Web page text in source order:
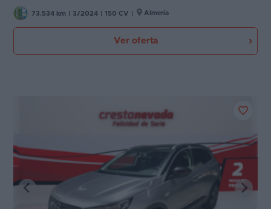
73.534 km 3/2024 150 CV Almería
Ver oferta